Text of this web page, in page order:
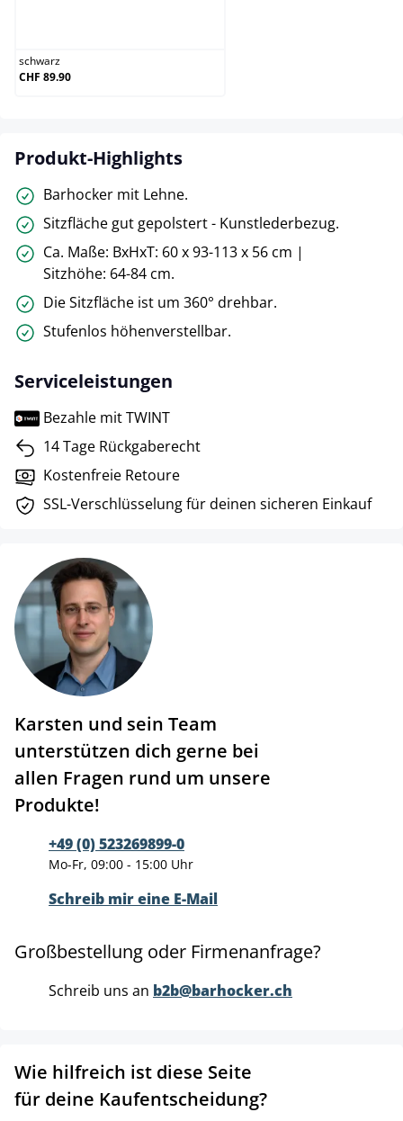
schwarz
CHF 89.90
Produkt-Highlights
Barhocker mit Lehne.
Sitzfläche gut gepolstert - Kunstlederbezug.
Ca. Maße: BxHxT: 60 x 93-113 x 56 cm |
Sitzhöhe: 64-84 cm.
Die Sitzfläche ist um 360° drehbar.
Stufenlos höhenverstellbar.
Serviceleistungen
Bezahle mit TWINT
14 Tage Rückgaberecht
Kostenfreie Retoure
SSL-Verschlüsselung für deinen sicheren Einkauf
Karsten und sein Team
unterstützen dich gerne bei
allen Fragen rund um unsere
Produkte!
+49 (0) 523269899-0
Mo-Fr, 09:00 - 15:00 Uhr
Schreib mir eine E-Mail
Großbestellung oder Firmenanfrage?
Schreib uns an b2b@barhocker.ch
Wie hilfreich ist diese Seite
für deine Kaufentscheidung?